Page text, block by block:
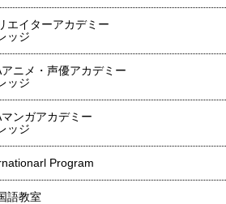
エイターアカデミー
ッジ
アニメ・声優アカデミー
ッジ
マンガアカデミー
ッジ
Program
語教室